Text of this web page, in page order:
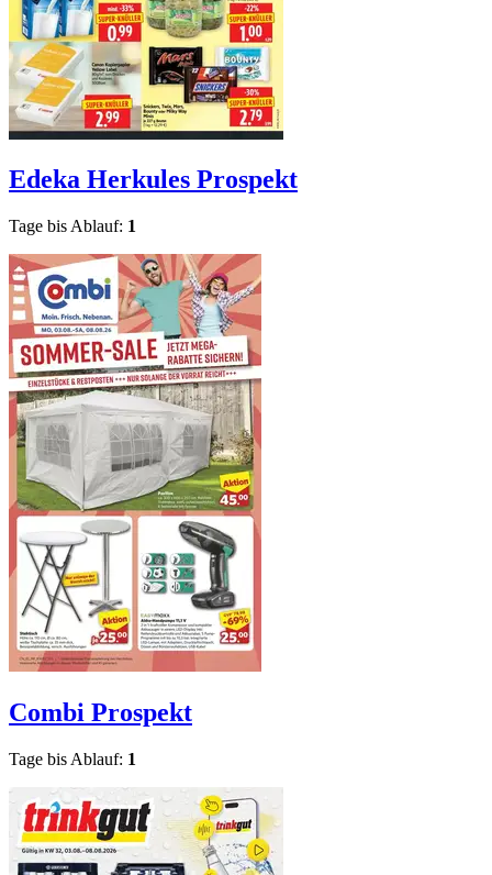
Edeka Herkules Prospekt
Tage bis Ablauf: 1
Combi Prospekt
Tage bis Ablauf: 1